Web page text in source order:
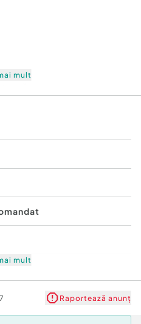
gaze (coloană existentă
fie si reabilitat termic.
și mijloace
mult
mult
Raportează anunț